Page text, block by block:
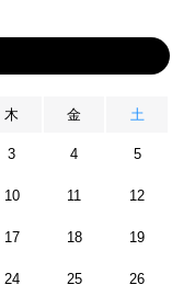
木 金 土
3 4 5
10 11 12
17 18 19
24 25 26